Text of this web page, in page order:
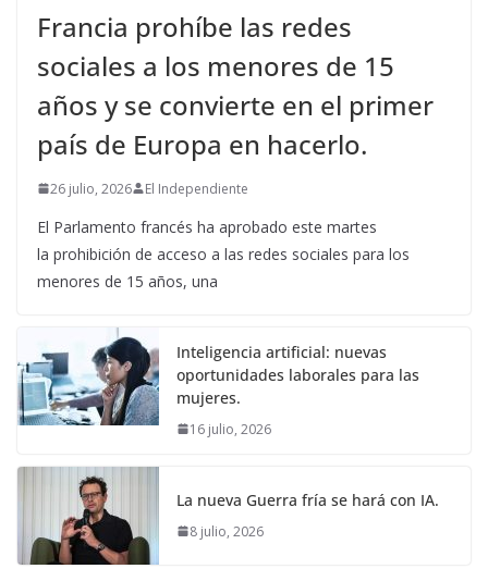
Francia prohíbe las redes
sociales a los menores de 15
años y se convierte en el primer
país de Europa en hacerlo.
26 julio, 2026 El Independiente
El Parlamento francés ha aprobado este martes
la prohibición de acceso a las redes sociales para los
menores de 15 años, una
Inteligencia artificial: nuevas
oportunidades laborales para las
mujeres.
16 julio, 2026
La nueva Guerra fría se hará con IA.
8 julio, 2026